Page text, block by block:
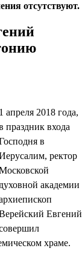
отсутствуют.
1 апреля 2018 года,
праздник входа
в
ректор
духовной академии
Евгений
храме.